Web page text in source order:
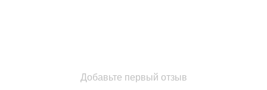
Добавьте первый отзыв